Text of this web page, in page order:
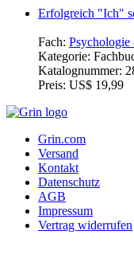
Erfolgreich "Ich"
Fach: Psychologie
Kategorie:
Katalognummer:
Preis: US$ 19,99
Grin.com
Versand
Kontakt
Datenschutz
AGB
Impressum
Vertrag widerrufen